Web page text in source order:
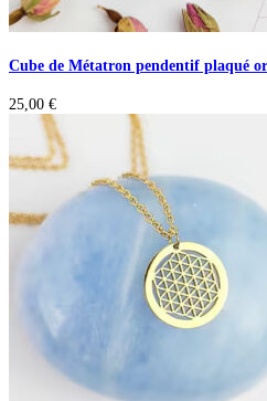
Cube de Métatron pendentif plaqué or
25,00 €